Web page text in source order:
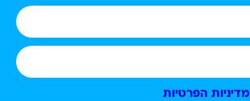
מדיניות הפרטיות